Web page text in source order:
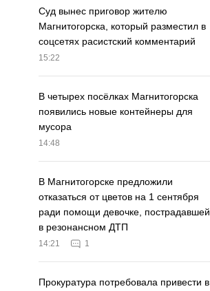
Суд вынес приговор жителю
Магнитогорска, который разместил в
соцсетях расистский комментарий
15:22
В четырех посёлках Магнитогорска
появились новые контейнеры для
мусора
14:48
В Магнитогорске предложили
отказаться от цветов на 1 сентября
ради помощи девочке, пострадавшей
в резонансном ДТП
14:21 1
Прокуратура потребовала привести в